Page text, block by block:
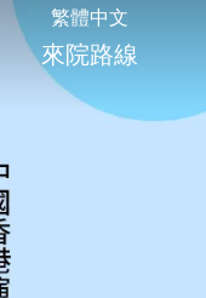
繁體中文
來院路線